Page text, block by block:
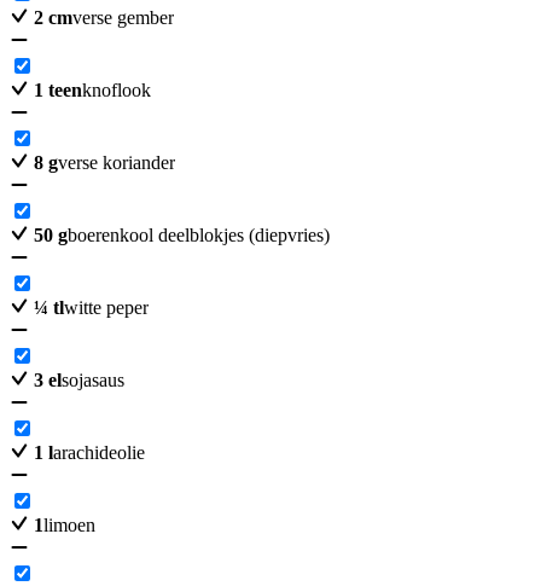
2 cmverse gember
1 teenknoflook
8 gverse koriander
50 gboerenkool deelblokjes (diepvries)
¼ tlwitte peper
3 elsojasaus
1 larachideolie
1limoen